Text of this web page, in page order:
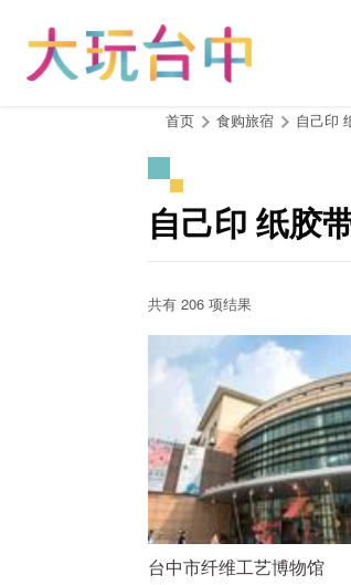
首页 食购旅宿 自己印
自己印 纸胶
共有 206 项结果
台中市纤维工艺博物馆